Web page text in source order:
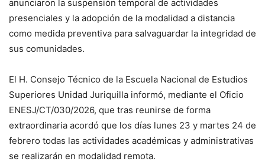
anunciaron la suspensión temporal de actividades
presenciales y la adopción de la modalidad a distancia
como medida preventiva para salvaguardar la integridad de
sus comunidades.
El H. Consejo Técnico de la Escuela Nacional de Estudios
Superiores Unidad Juriquilla informó, mediante el Oficio
ENESJ/CT/030/2026, que tras reunirse de forma
extraordinaria acordó que los días lunes 23 y martes 24 de
febrero todas las actividades académicas y administrativas
se realizarán en modalidad remota.